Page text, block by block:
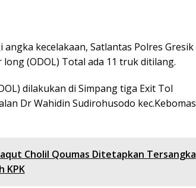
kecelakaan, Satlantas Polres Gresik
(ODOL) Total ada 11 truk ditilang.
dilakukan di Simpang tiga Exit Tol
Dr Wahidin Sudirohusodo kec.Kebomas
Cholil Qoumas Ditetapkan Tersangka
KPK